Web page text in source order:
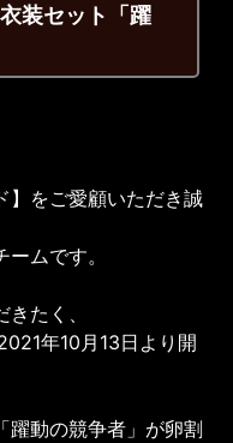
装セット「躍
】をご愛顧いただき誠
ムです。
たく、
年10月13日より開
躍動の競争者」が卵割